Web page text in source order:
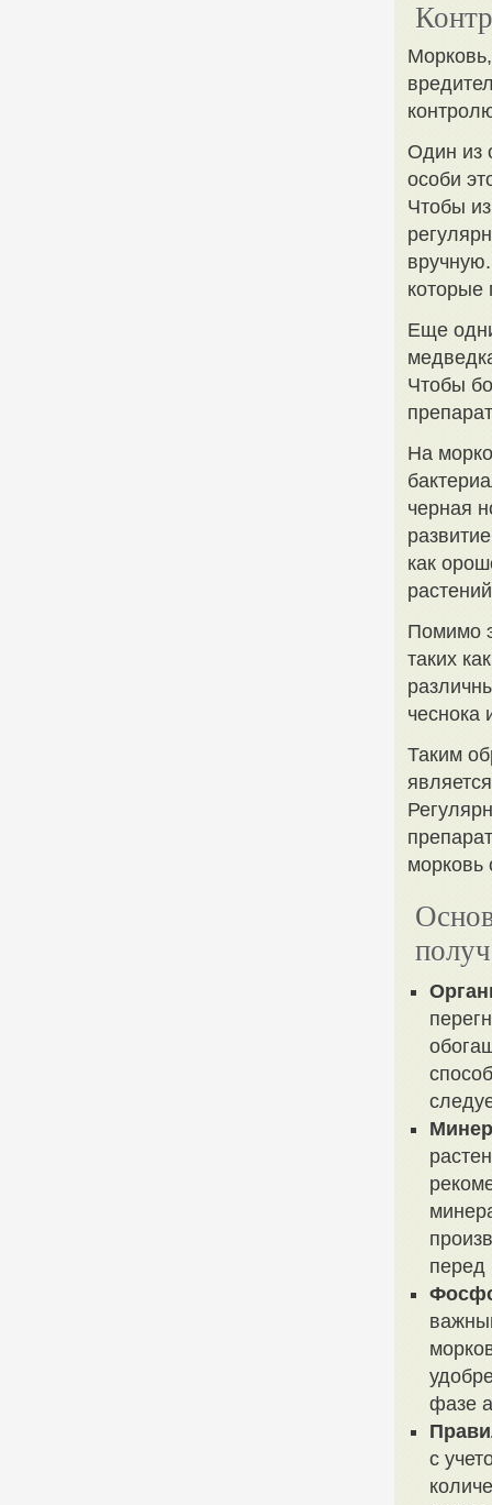
Один из
особи
Чтобы
которые
Еще
Чтобы
На
черная
как
Помимо
таких
чеснока
Таким
морковь
перед
фазе
с